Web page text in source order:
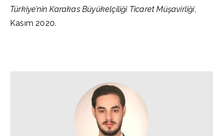
Türkiye’nin Karakas Büyükelçiliği Ticaret Müşavirliği,
Kasım 2020.